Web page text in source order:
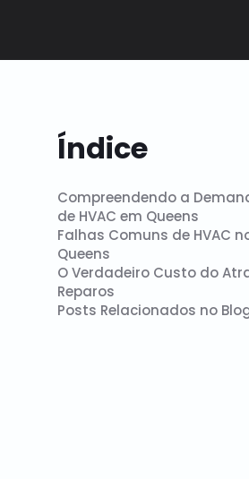
Índice
Compreendendo a
de HVAC em Queens
Falhas Comuns de HVAC
Queens
O Verdadeiro Custo do
Reparos
Posts Relacionados no